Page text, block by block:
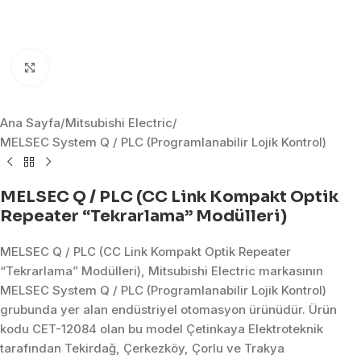
Ana Sayfa/Mitsubishi Electric/
MELSEC System Q / PLC (Programlanabilir Lojik Kontrol)
MELSEC Q / PLC (CC Link Kompakt Optik
Repeater “Tekrarlama” Modülleri)
MELSEC Q / PLC (CC Link Kompakt Optik Repeater
“Tekrarlama” Modülleri), Mitsubishi Electric markasının
MELSEC System Q / PLC (Programlanabilir Lojik Kontrol)
grubunda yer alan endüstriyel otomasyon ürünüdür. Ürün
kodu CET-12084 olan bu model Çetinkaya Elektroteknik
tarafından Tekirdağ, Çerkezköy, Çorlu ve Trakya